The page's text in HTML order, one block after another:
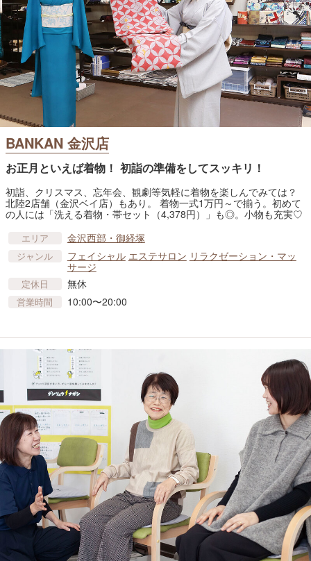
BANKAN 金沢店
お正月といえば着物！ 初詣の準備をしてスッキリ！
初詣、クリスマス、忘年会、観劇等気軽に着物を楽しんでみては？
北陸2店舗（金沢ベイ店）もあり。 着物一式1万円～で揃う。初めて
の人には「洗える着物・帯セット（4,378円）」も◎。小物も充実♡
エリア 金沢西部・御経塚
ジャンル フェイシャル エステサロン リラクゼーション・マッ
サージ
定休日 無休
営業時間 10:00〜20:00